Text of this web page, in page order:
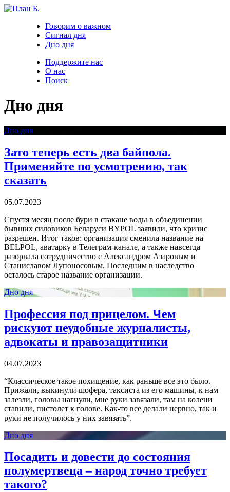
Говорим о важном
Сигнал дня
Дно дня
Поддержите нас
О нас
Поиск
Дно дня
Дно дня
Зато теперь есть два байпола.
Применяйте по усмотрению, так
сказать
05.07.2023
Спустя месяц после бури в стакане воды в объединении
бывших силовиков Беларуси BYPOL заявили, что кризис
разрешен. Итог таков: организация сменила название на
BELPOL, аватарку в Телеграм-канале, а также навсегда
разорвала сотрудничество с Александром Азаровым и
Станиславом Лупоносовым. Последним в наследство
осталось старое название организации.
Дно дня
Профессия под прицелом. Чем
рискуют неудобные журналисты,
адвокаты и правозащитники
04.07.2023
“Классическое такое похищение, как раньше все это было.
Прижали, выкинули шофера, таксиста из его машины, к нам
залезли, головы нагнули, мне руки завязали, там на колени
ставили, пистолет к голове. Как-то все делали нервно, так и
руки не получилось у них завязать”.
Дно дня
Посадить и довести до состояния
полумертвеца – народ точно требует
такого?